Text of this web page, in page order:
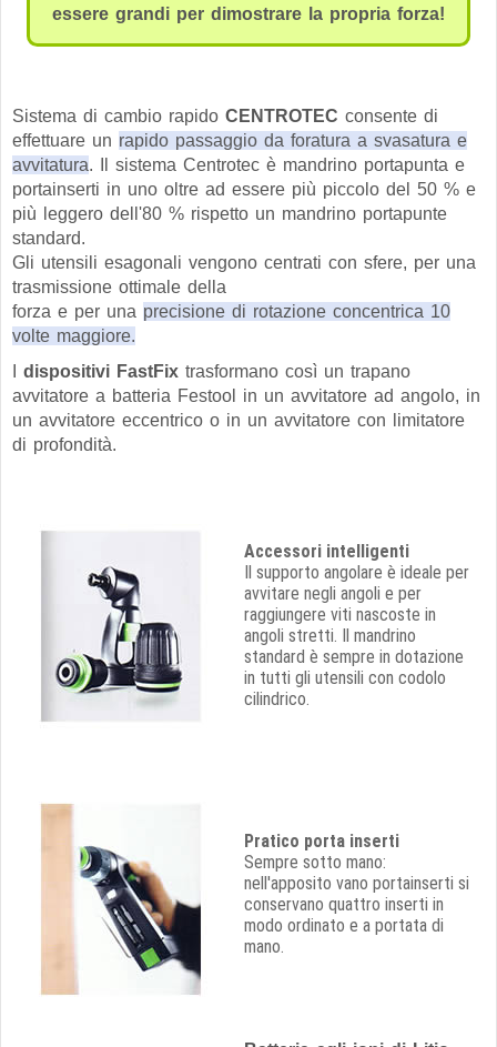
essere grandi per dimostrare la propria forza!
Sistema di cambio rapido CENTROTEC consente di
effettuare un rapido passaggio da foratura a svasatura e
avvitatura. Il sistema Centrotec è mandrino portapunta e
portainserti in uno oltre ad essere più piccolo del 50 % e
più leggero dell'80 % rispetto un mandrino portapunte
standard.
Gli utensili esagonali vengono centrati con sfere, per una
trasmissione ottimale della
forza e per una precisione di rotazione concentrica 10
volte maggiore.
dispositivi FastFix trasformano così un trapano
avvitatore a batteria Festool in un avvitatore ad angolo, in
un avvitatore eccentrico o in un avvitatore con limitatore
di profondità.
Accessori intelligenti
Il supporto angolare è ideale per
avvitare negli angoli e per
raggiungere viti nascoste in
angoli stretti. Il mandrino
standard è sempre in dotazione
in tutti gli utensili con codolo
cilindrico.
Pratico porta inserti
Sempre sotto mano:
nell'apposito vano portainserti si
conservano quattro inserti in
modo ordinato e a portata di
mano.